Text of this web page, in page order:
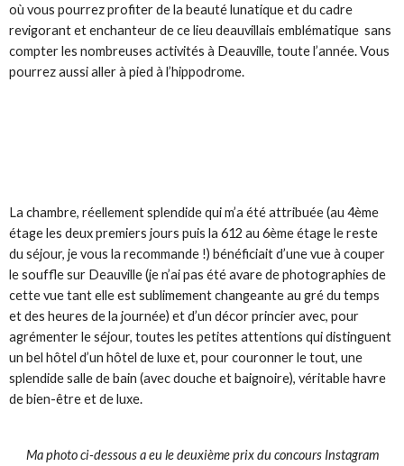
où vous pourrez profiter de la beauté lunatique et du cadre
revigorant et enchanteur de ce lieu deauvillais emblématique sans
compter les nombreuses activités à Deauville, toute l’année. Vous
pourrez aussi aller à pied à l’hippodrome.
La chambre, réellement splendide qui m’a été attribuée (au 4ème
étage les deux premiers jours puis la 612 au 6ème étage le reste
du séjour, je vous la recommande !) bénéficiait d’une vue à couper
le souffle sur Deauville (je n’ai pas été avare de photographies de
cette vue tant elle est sublimement changeante au gré du temps
et des heures de la journée) et d’un décor princier avec, pour
agrémenter le séjour, toutes les petites attentions qui distinguent
un bel hôtel d’un hôtel de luxe et, pour couronner le tout, une
splendide salle de bain (avec douche et baignoire), véritable havre
de bien-être et de luxe.
Ma photo ci-dessous a eu le deuxième prix du concours Instagram